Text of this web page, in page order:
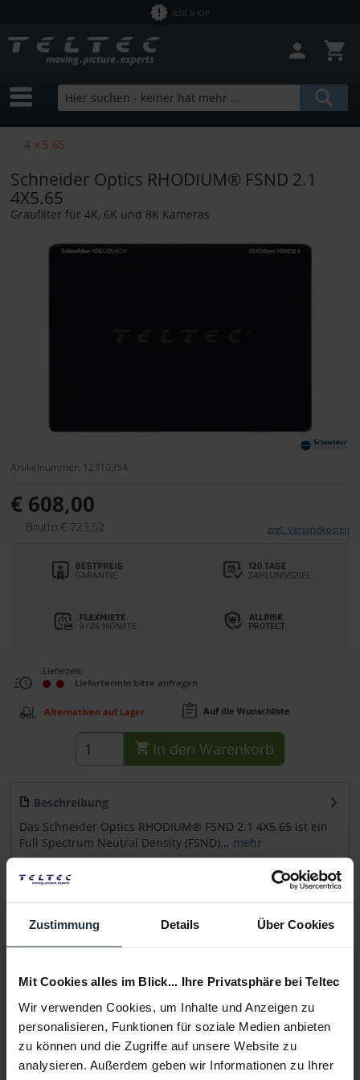
Zustimmung Details Über Cookies
Mit Cookies alles im Blick... Ihre Privatsphäre bei Teltec
Wir verwenden Cookies, um Inhalte und Anzeigen zu
personalisieren, Funktionen für soziale Medien anbieten
zu können und die Zugriffe auf unsere Website zu
analysieren. Außerdem geben wir Informationen zu Ihrer
B2B SHOP
4 x 5.65
Schneider Optics RHODIUM® FSND 2.1
4X5.65
Graufilter für 4K, 6K und 8K Kameras
Artikelnummer: 12310354
€ 608,00
Brutto:€ 723,52 zzgl. Versandkosten
Lieferzeit:
Liefertermin bitte anfragen
Alternativen auf Lager Auf die Wunschliste
In den Warenkorb
Beschreibung
Das Schneider Optics RHODIUM® FSND 2.1 4X5.65 ist ein
Full Spectrum Neutral Density (FSND)... mehr
Beratung
Infos zu Hersteller & Produktsicherheit
Folgende Infos zum Hersteller sind verfübar......mehr
Weitere Artikel von Schneider Kreuznach ansehen